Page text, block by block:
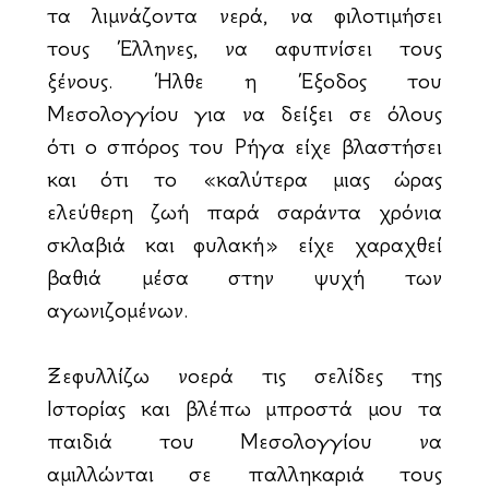
τα λιμνάζοντα νερά, να φιλοτιμήσει
τους Έλληνες, να αφυπνίσει τους
ξένους. Ήλθε η Έξοδος του
Μεσολογγίου για να δείξει σε όλους
ότι ο σπόρος του Ρήγα είχε βλαστήσει
και ότι το «καλύτερα μιας ώρας
ελεύθερη ζωή παρά σαράντα χρόνια
σκλαβιά και φυλακή» είχε χαραχθεί
βαθιά μέσα στην ψυχή των
αγωνιζομένων.
Ξεφυλλίζω νοερά τις σελίδες της
Ιστορίας και βλέπω μπροστά μου τα
παιδιά του Μεσολογγίου να
αμιλλώνται σε παλληκαριά τους